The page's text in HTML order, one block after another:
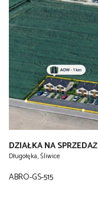
DZIAŁKA NA SPRZEDAŻ
Długołęka, Śliwice
ABRO-GS-515